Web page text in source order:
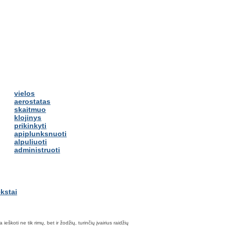
vielos
aerostatas
skaitmuo
klojinys
prikinkyti
apiplunksnuoti
alpuliuoti
administruoti
ne tik rimų, bet ir žodžių, turinčių įvairius raidžių